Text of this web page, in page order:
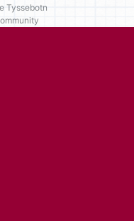
Tyssebotn